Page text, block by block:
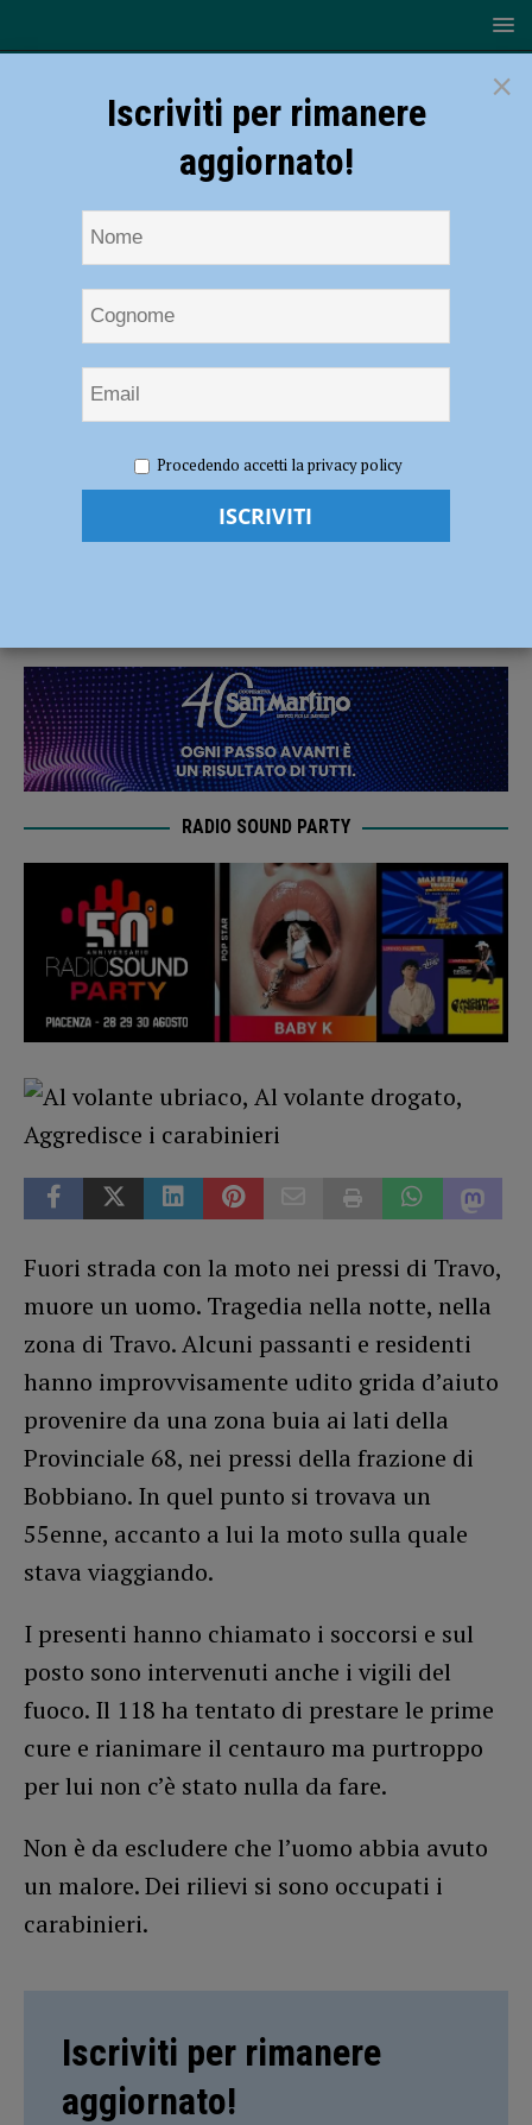
con la moto nei pressi di Travo, muore un uomo
Fuori strada con la moto nei pressi di
RADIO SOUND PARTY
Fuori strada con la moto nei pressi di Travo,
muore un uomo. Tragedia nella notte, nella
zona di Travo. Alcuni passanti e residenti
hanno improvvisamente udito grida d’aiuto
provenire da una zona buia ai lati della
Provinciale 68, nei pressi della frazione di
Bobbiano. In quel punto si trovava un
55enne, accanto a lui la moto sulla quale
stava viaggiando.
I presenti hanno chiamato i soccorsi e sul
posto sono intervenuti anche i vigili del
fuoco. Il 118 ha tentato di prestare le prime
cure e rianimare il centauro ma purtroppo
per lui non c’è stato nulla da fare.
Non è da escludere che l’uomo abbia avuto
un malore. Dei rilievi si sono occupati i
carabinieri.
Iscriviti per rimanere
aggiornato!
×
Iscriviti per rimanere
aggiornato!
Procedendo accetti la privacy policy